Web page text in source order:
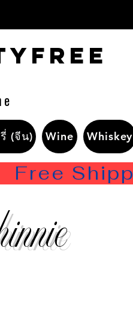
(จีน) Wine Whiskey